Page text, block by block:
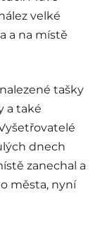
velké
a na místě
tašky
a také
dnech
zanechal a
města, nyní